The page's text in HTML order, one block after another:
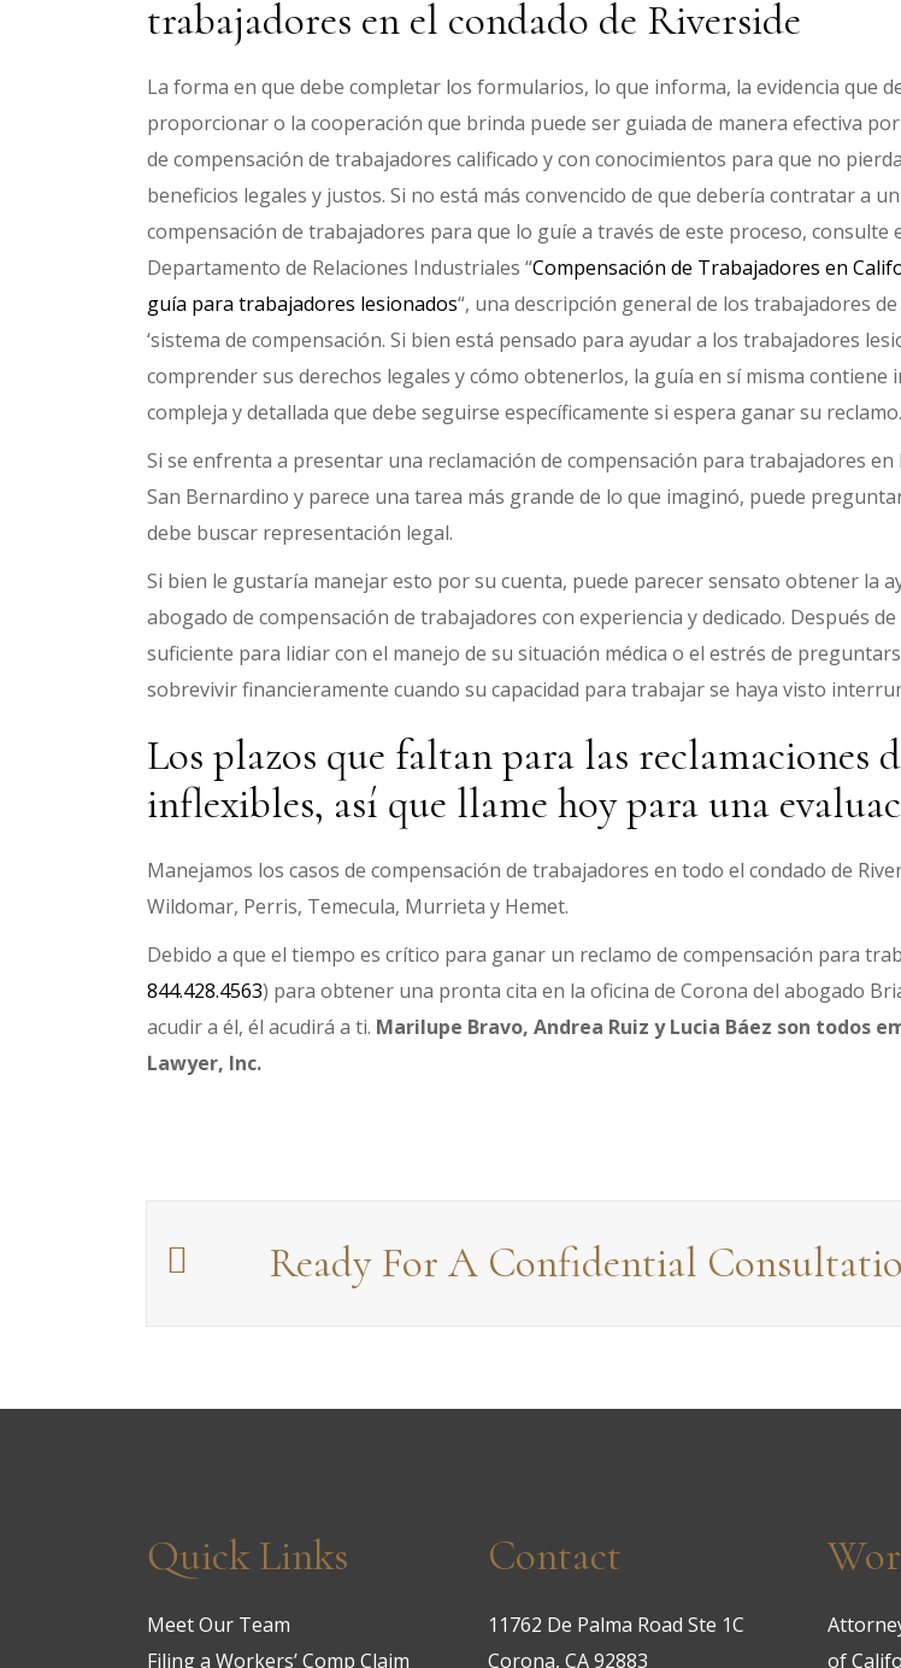
trabajadores en el condado de Riverside
La forma en que debe completar los formularios, lo que informa, la evidencia que
proporcionar o la cooperación que brinda puede ser guiada de manera efectiva
de compensación de trabajadores calificado y con conocimientos para que no
beneficios legales y justos. Si no está más convencido de que debería contratar a
compensación de trabajadores para que lo guíe a través de este proceso, consulte
Departamento de Relaciones Industriales “Compensación de Trabajadores en
guía para trabajadores lesionados“, una descripción general de los trabajadores
‘sistema de compensación. Si bien está pensado para ayudar a los trabajadores
comprender sus derechos legales y cómo obtenerlos, la guía en sí misma contiene
compleja y detallada que debe seguirse específicamente si espera ganar su reclamo.
Si se enfrenta a presentar una reclamación de compensación para trabajadores en
San Bernardino y parece una tarea más grande de lo que imaginó, puede
debe buscar representación legal.
Si bien le gustaría manejar esto por su cuenta, puede parecer sensato obtener la
abogado de compensación de trabajadores con experiencia y dedicado. Después
suficiente para lidiar con el manejo de su situación médica o el estrés de
sobrevivir financieramente cuando su capacidad para trabajar se haya visto
Los plazos que faltan para las reclamaciones
inflexibles, así que llame hoy para una
Manejamos los casos de compensación de trabajadores en todo el condado de
Wildomar, Perris, Temecula, Murrieta y Hemet.
Debido a que el tiempo es crítico para ganar un reclamo de compensación para
844.428.4563) para obtener una pronta cita en la oficina de Corona del abogado
acudir a él, él acudirá a ti. Marilupe Bravo, Andrea Ruiz y Lucia Báez son todos
Lawyer, Inc.
Ready For A Confidential
Quick Links
Meet Our Team
Filing a Workers’ Comp Claim
Contact
11762 De Palma Road Ste 1C
Corona, CA 92883
of